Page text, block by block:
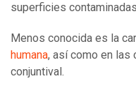
superficies
Menos conocida es la
humana, así como en las
conjuntival.